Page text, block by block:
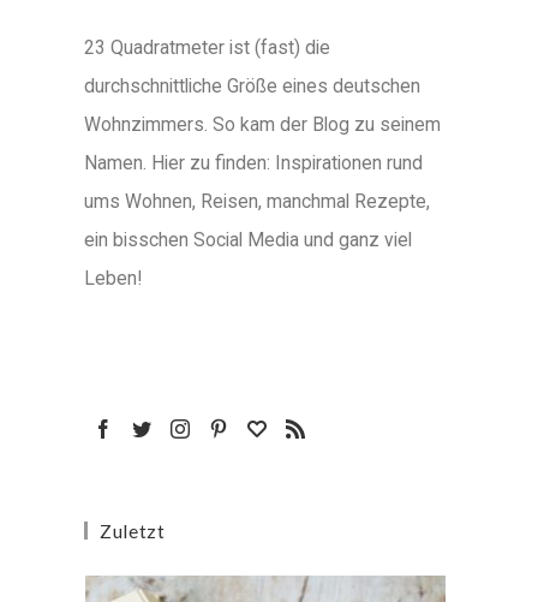
23 Quadratmeter ist (fast) die
durchschnittliche Größe eines deutschen
Wohnzimmers. So kam der Blog zu seinem
Namen. Hier zu finden: Inspirationen rund
ums Wohnen, Reisen, manchmal Rezepte,
ein bisschen Social Media und ganz viel
Leben!
Zuletzt